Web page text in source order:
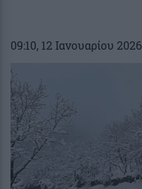
09:10, 12 Ιανουαρίου 2026